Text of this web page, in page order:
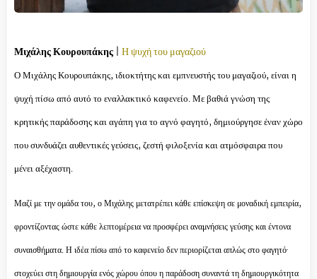
Μιχάλης Κουρουπάκης Η ψυχή του μαγαζιού
Ο Μιχάλης Κουρουπάκης, ιδιοκτήτης και εμπνευστής του μαγαζιού, είναι η
ψυχή πίσω από αυτό το εναλλακτικό καφενείο. Με βαθιά γνώση της
κρητικής παράδοσης και αγάπη για το αγνό φαγητό, δημιούργησε έναν χώρο
που συνδυάζει αυθεντικές γεύσεις, ζεστή φιλοξενία και ατμόσφαιρα που
μένει αξέχαστη.
Μαζί με την ομάδα του, ο Μιχάλης μετατρέπει κάθε επίσκεψη σε μοναδική εμπειρία,
φροντίζοντας ώστε κάθε λεπτομέρεια να προσφέρει αναμνήσεις γεύσης και έντονα
συναισθήματα. Η ιδέα πίσω από το καφενείο δεν περιορίζεται απλώς στο φαγητό·
στοχεύει στη δημιουργία ενός χώρου όπου η παράδοση συναντά τη δημιουργικότητα